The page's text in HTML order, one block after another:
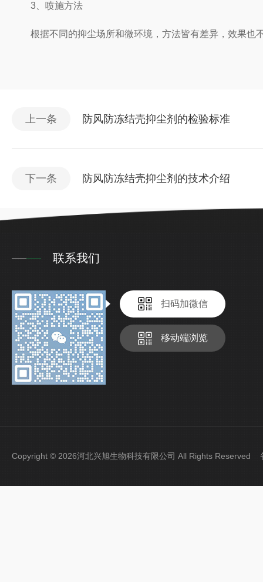
3、喷施方法
根据不同的抑尘场所和微环境，方法皆有差异，效果也
上一条 防风防冻结壳抑尘剂的检验标准
下一条 防风防冻结壳抑尘剂的技术介绍
联系我们
扫码加微信
移动端浏览
Copyright © 2026河北兴旭生物科技有限公司 All Rights Reserved